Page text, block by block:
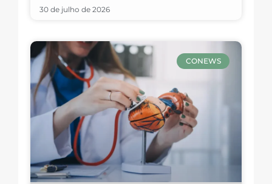
30 de julho de 2026
CONEWS